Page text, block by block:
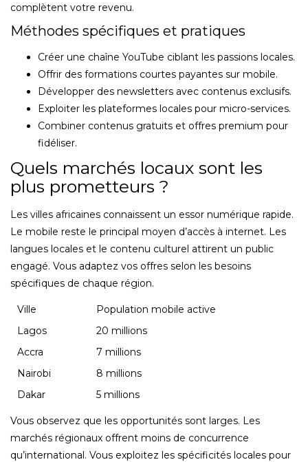
complètent votre revenu.
Méthodes spécifiques et pratiques
Créer une chaîne YouTube ciblant les passions locales.
Offrir des formations courtes payantes sur mobile.
Développer des newsletters avec contenus exclusifs.
Exploiter les plateformes locales pour micro-services.
Combiner contenus gratuits et offres premium pour
fidéliser.
Quels marchés locaux sont les
plus prometteurs ?
Les villes africaines connaissent un essor numérique rapide.
Le mobile reste le principal moyen d’accès à internet. Les
langues locales et le contenu culturel attirent un public
engagé. Vous adaptez vos offres selon les besoins
spécifiques de chaque région.
Ville
Population mobile active
Lagos
20 millions
Accra
7 millions
Nairobi
8 millions
Dakar
5 millions
Vous observez que les opportunités sont larges. Les
marchés régionaux offrent moins de concurrence
qu’international. Vous exploitez les spécificités locales pour